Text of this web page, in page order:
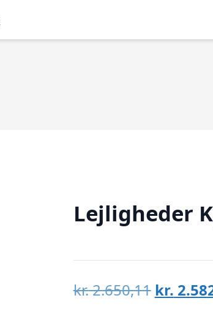
Lejligheder
kr.2.650,11 Den
kr.